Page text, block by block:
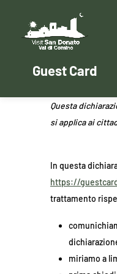
Guest Card
Questa
si applica ai
In questa
https://
trattamento
miriamo a